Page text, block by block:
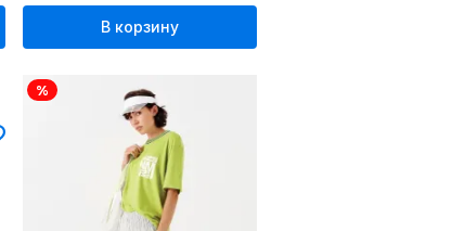
В корзину
%